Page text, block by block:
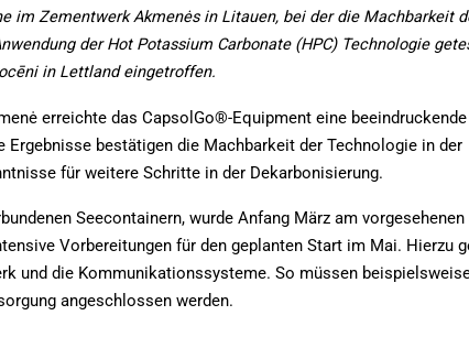
im Zementwerk Akmenės in Litauen, bei der die Machbarkeit
der Hot Potassium Carbonate (HPC) Technologie
in Lettland eingetroffen.
erreichte das CapsolGo®-Equipment eine
Ergebnisse bestätigen die Machbarkeit der Technologie in der
für weitere Schritte in der Dekarbonisierung.
Seecontainern, wurde Anfang März am
Vorbereitungen für den geplanten Start im Mai. Hierzu
und die Kommunikationssysteme. So müssen
angeschlossen werden.